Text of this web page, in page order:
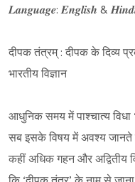
𝑳𝒂𝒏𝒈𝒖𝒂𝒈𝒆: 𝑬𝒏𝒈𝒍𝒊𝒔𝒉 &
दीपक तंत्रम् : दीपक के दिव्य
भारतीय विज्ञान
आधुनिक समय में पाश्चात्य
सब इसके विषय में अवश्य जानते
कहीं अधिक गहन और अद्वितीय
कि ‘दीपक तंत्र’ के नाम से